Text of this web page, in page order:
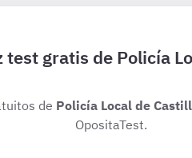
test gratis de Policía
de Policía Local de
OpositaTest.